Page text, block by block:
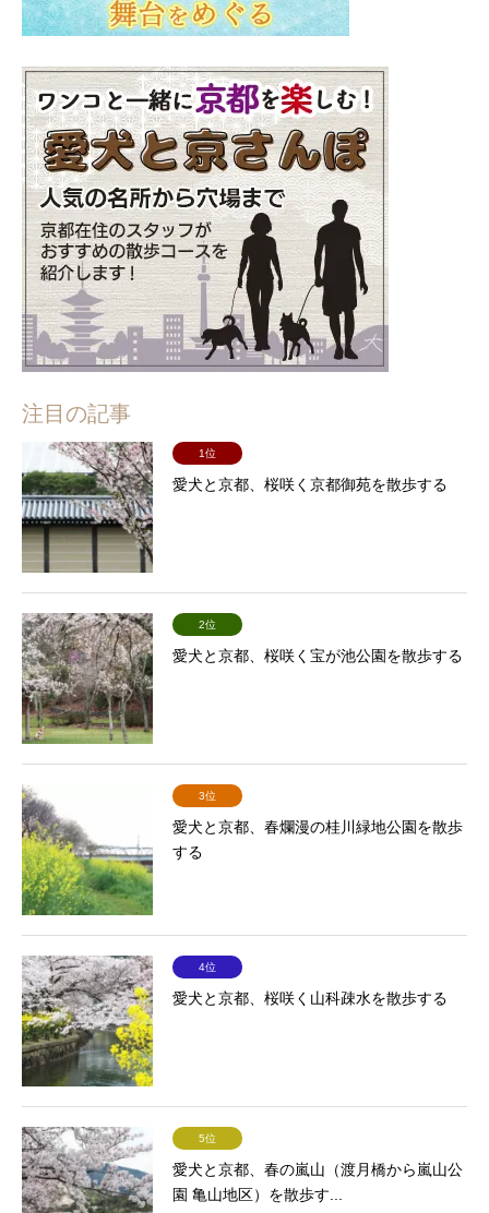
注目の記事
1位
愛犬と京都、桜咲く京都御苑を散歩する
2位
愛犬と京都、桜咲く宝が池公園を散歩する
3位
愛犬と京都、春爛漫の桂川緑地公園を散歩
する
4位
愛犬と京都、桜咲く山科疎水を散歩する
5位
愛犬と京都、春の嵐山（渡月橋から嵐山公
園 亀山地区）を散歩す...